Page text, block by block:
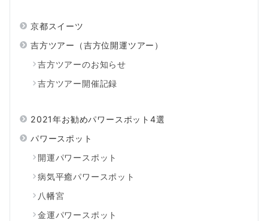
京都スイーツ
吉方ツアー（吉方位開運ツアー）
吉方ツアーのお知らせ
吉方ツアー開催記録
2021年お勧めパワースポット4選
パワースポット
開運パワースポット
病気平癒パワースポット
八幡宮
金運パワースポット